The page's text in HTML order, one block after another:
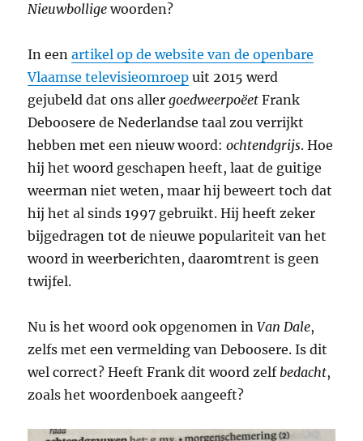
Nieuwbollige woorden?
In eenartikel op de website van de openbare
Vlaamse televisieomroep uit 2015 werd
gejubeld dat ons allergoedweerpoëet Frank
Deboosere de Nederlandse taal zou verrijkt
hebben met een nieuw woord:ochtendgrijs. Hoe
hij het woord geschapen heeft, laat de guitige
weerman niet weten, maar hij beweert toch dat
hij het al sinds 1997 gebruikt. Hij heeft zeker
bijgedragen tot de nieuwe populariteit van het
woord in weerberichten, daaromtrent is geen
twijfel.
Nu is het woord ook opgenomen inVan Dale,
zelfs met een vermelding van Deboosere. Is dit
wel correct? Heeft Frank dit woord zelf bedacht,
zoals het woordenboek aangeeft?